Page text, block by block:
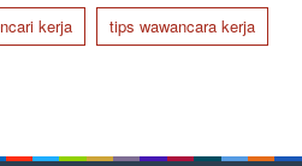
kerja tips wawancara kerja